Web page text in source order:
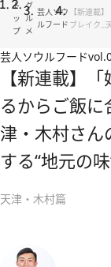
ト
ッ
プ
グ
ル
メ
芸人ソウ
ルフード
【新連載
ブレイク…
芸人ソウルフード
【新連載】
るからご飯
津・木村さん
する“地元の
天津・木村篇